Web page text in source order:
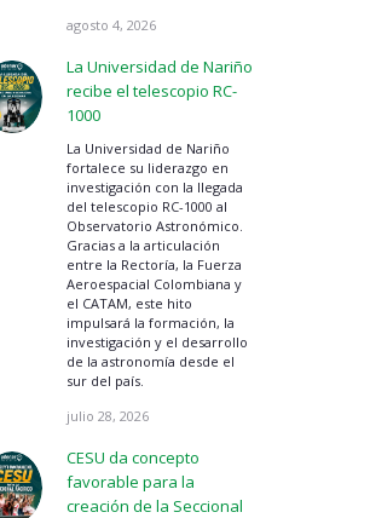
agosto 4, 2026
La Universidad de Nariño
recibe el telescopio RC-
1000
La Universidad de Nariño
fortalece su liderazgo en
investigación con la llegada
del telescopio RC-1000 al
Observatorio Astronómico.
Gracias a la articulación
entre la Rectoría, la Fuerza
Aeroespacial Colombiana y
el CATAM, este hito
impulsará la formación, la
investigación y el desarrollo
de la astronomía desde el
sur del país.
julio 28, 2026
CESU da concepto
favorable para la
creación de la Seccional